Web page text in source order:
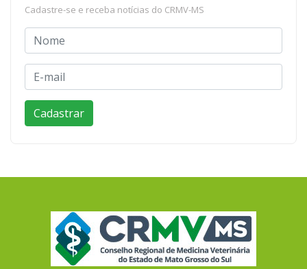
Cadastre-se e receba notícias do CRMV-MS